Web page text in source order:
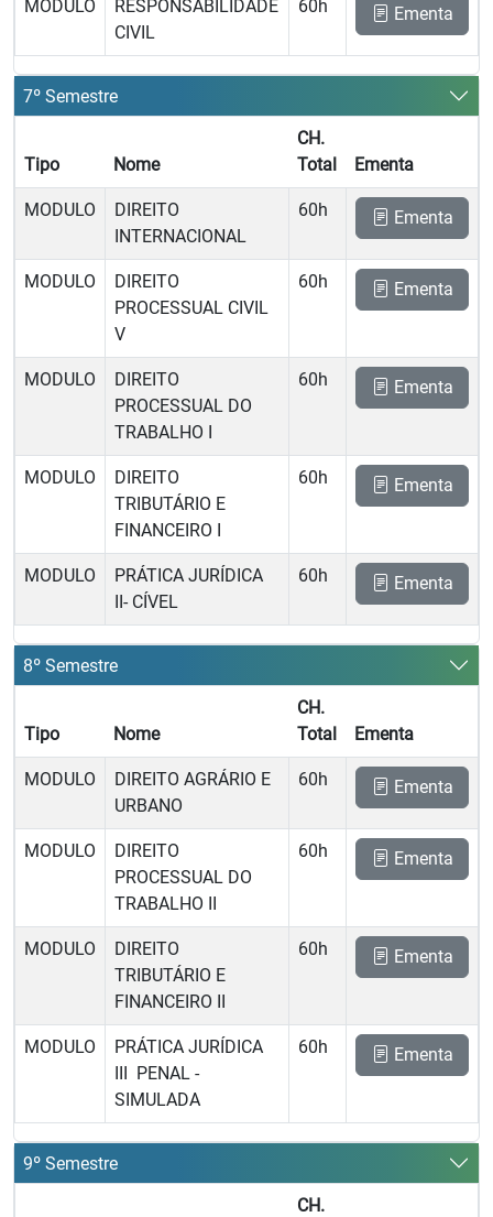
MODULO
RESPONSABILIDADE
CIVIL
60h Ementa
7º Semestre
Tipo Nome
CH.
Total
Ementa
MODULO
DIREITO
INTERNACIONAL
60h Ementa
MODULO
DIREITO
PROCESSUAL CIVIL
V
60h Ementa
MODULO
DIREITO
PROCESSUAL DO
TRABALHO I
60h Ementa
MODULO
DIREITO
TRIBUTÁRIO E
FINANCEIRO I
60h Ementa
MODULO
PRÁTICA JURÍDICA
II- CÍVEL
60h Ementa
8º Semestre
Tipo Nome
CH.
Total
Ementa
MODULO
DIREITO AGRÁRIO E
URBANO
60h Ementa
MODULO
DIREITO
PROCESSUAL DO
TRABALHO II
60h Ementa
MODULO
DIREITO
TRIBUTÁRIO E
FINANCEIRO II
60h Ementa
MODULO
PRÁTICA JURÍDICA
III  PENAL -
SIMULADA
60h Ementa
9º Semestre
CH.